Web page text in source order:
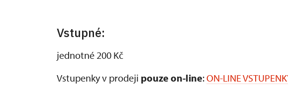
Vstupné:
jednotné 200 Kč
Vstupenky v prodeji pouze on-line:ON-LINE